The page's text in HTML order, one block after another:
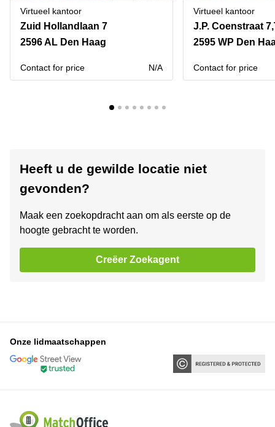
Virtueel kantoor
Zuid Hollandlaan 7
2596 AL Den Haag
Contact for price N/A
Virtueel kantoor
J.P. Coenstraat
2595 WP Den
Contact for price
Heeft u de gewilde locatie niet
gevonden?
Maak een zoekopdracht aan om als eerste op de
hoogte gebracht te worden.
Creëer Zoekagent
Onze lidmaatschappen